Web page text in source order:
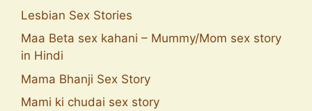
Lesbian Sex Stories
Maa Beta sex kahani – Mummy/Mom sex story
in Hindi
Mama Bhanji Sex Story
Mami ki chudai sex story